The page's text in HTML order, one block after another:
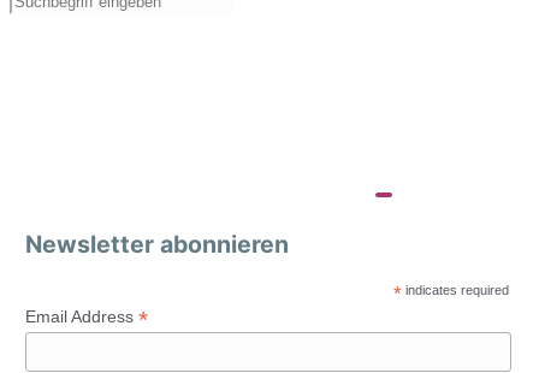
Newsletter abonnieren
* indicates required
Email Address *